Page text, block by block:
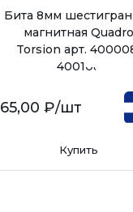
Бита 8мм
магнитная Quadro
Torsion арт.
400108
65,00 ₽/шт
Купить